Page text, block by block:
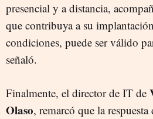
presencial y a distancia,
que contribuya a su
condiciones, puede ser válido
señaló.
Finalmente, el director de IT de
Olaso, remarcó que la